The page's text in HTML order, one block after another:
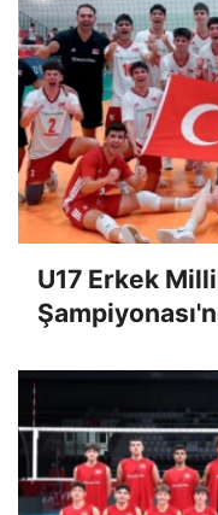
U17 Erkek